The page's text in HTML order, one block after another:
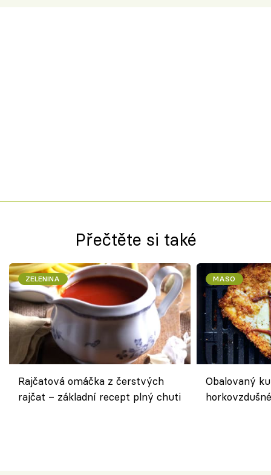
Přečtěte si také
ZELENINA
Rajčatová omáčka z čerstvých
rajčat – základní recept plný chuti
MASO
Obalovaný